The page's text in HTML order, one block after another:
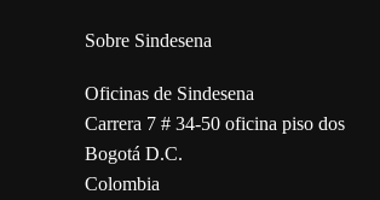
Sobre Sindesena
Oficinas de Sindesena
Carrera 7 # 34-50 oficina piso dos
Bogotá D.C.
Colombia